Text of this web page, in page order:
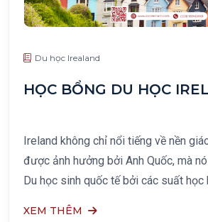
Du học Irealand
HỌC BỔNG DU HỌC
Ireland không chỉ nổi tiếng về nền
được ảnh hưởng bởi Anh Quốc, mà
Du học sinh quốc tế bởi các suất học
XEM THÊM